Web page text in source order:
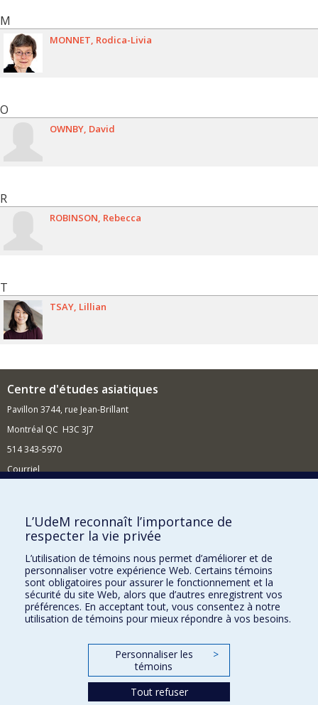
M
MONNET Rodica-Livia
O
OWNBY David
R
ROBINSON Rebecca
T
TSAY Lillian
Centre d'études asiatiques
Pavillon 3744, rue Jean-Brillant
Montréal QC H3C 3J7
514 343-5970
Courriel
Comment soutenir le Centre ?
BESOIN D'AIDE?
Plan du site
Signaler une erreur
Accessibilité
FACULTÉ DES ARTS ET DES SCIENCES
Nos départements et écoles
L’UdeM reconnaît l’importance de
respecter la vie privée
L’utilisation de témoins nous permet d’améliorer et de
personnaliser votre expérience Web. Certains témoins
sont obligatoires pour assurer le fonctionnement et la
sécurité du site Web, alors que d’autres enregistrent vos
préférences. En acceptant tout, vous consentez à notre
utilisation de témoins pour mieux répondre à vos besoins.
Personnaliser les
témoins
>
Tout refuser